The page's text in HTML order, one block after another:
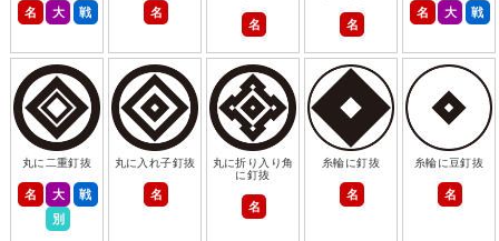
名 大 戦 名
名 名
名 大 戦
丸に二重釘抜
名 大
戦
別
丸に入れ子釘抜
名
丸に折り入り角
に釘抜
名
糸輪に釘抜
名
糸輪に豆釘抜
名